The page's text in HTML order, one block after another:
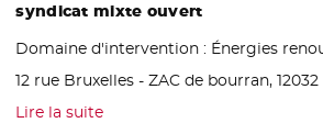
syndicat mixte ouvert
Domaine d'intervention : Énergies
12 rue Bruxelles - ZAC de bourran, 12032
Lire la suite